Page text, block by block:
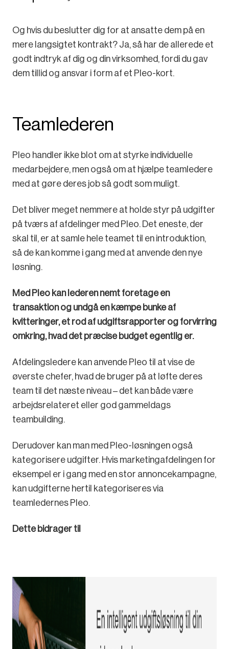
Og hvis du beslutter dig for at ansatte dem på en
mere langsigtet kontrakt? Ja, så har de allerede et
godt indtryk af dig og din virksomhed, fordi du gav
dem tillid og ansvar i form af et Pleo-kort.
Teamlederen
Pleo handler ikke blot om at styrke individuelle
medarbejdere, men også om at hjælpe teamledere
med at gøre deres job så godt som muligt.
Det bliver meget nemmere at holde styr på udgifter
på tværs af afdelinger med Pleo. Det eneste, der
skal til, er at samle hele teamet til en introduktion,
så de kan komme i gang med at anvende den nye
løsning.
Med Pleo kan lederen nemt foretage en
transaktion og undgå en kæmpe bunke af
kvitteringer, et rod af udgiftsrapporter og forvirring
omkring, hvad det præcise budget egentlig er.
Afdelingsledere kan anvende Pleo til at vise de
øverste chefer, hvad de bruger på at løfte deres
team til det næste niveau – det kan både være
arbejdsrelateret eller god gammeldags
teambuilding.
Derudover kan man med Pleo-løsningen også
kategorisere udgifter. Hvis marketingafdelingen for
eksempel er i gang med en stor annoncekampagne,
kan udgifterne hertil kategoriseres via
teamledernes Pleo.
Dette bidrager til